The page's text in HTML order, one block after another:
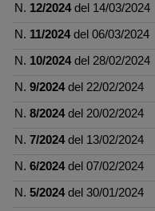
N. 12/2024del 14/03/2024
N. 11/2024del 06/03/2024
N. 10/2024del 28/02/2024
N. 9/2024del 22/02/2024
N. 8/2024del 20/02/2024
N. 7/2024del 13/02/2024
N. 6/2024del 07/02/2024
N. 5/2024del 30/01/2024